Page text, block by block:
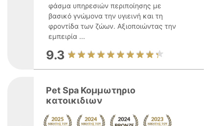
φάσμα υπηρεσιών περιποίησης με
βασικό γνώμονα την υγιεινή και τη
φροντίδα των ζώων. Αξιοποιώντας την
εμπειρία ...
9.3
Pet Spa Κομμωτηριο
κατοικιδιων